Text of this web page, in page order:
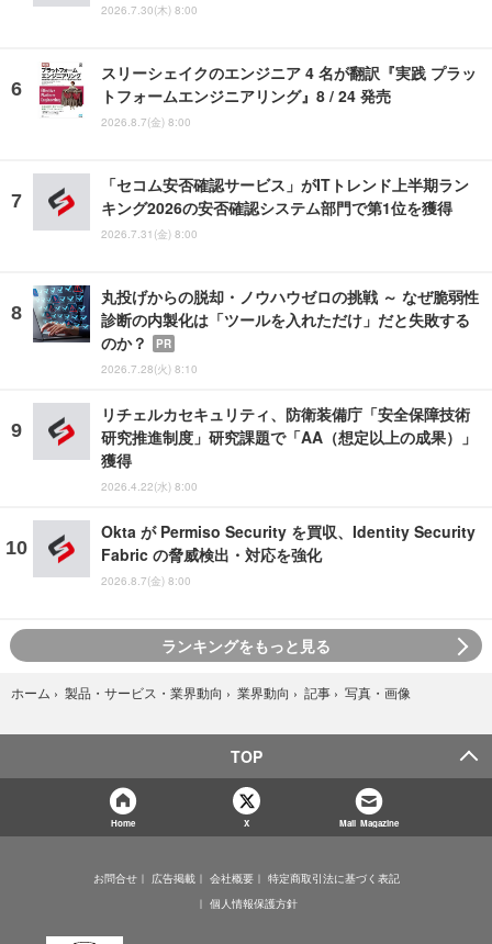
2026.7.30(木) 8:00
スリーシェイクのエンジニア 4 名が翻訳『実践 プラッ
トフォームエンジニアリング』8 / 24 発売
2026.8.7(金) 8:00
「セコム安否確認サービス」がITトレンド上半期ラン
キング2026の安否確認システム部門で第1位を獲得
2026.7.31(金) 8:00
丸投げからの脱却・ノウハウゼロの挑戦 ～ なぜ脆弱性
診断の内製化は「ツールを入れただけ」だと失敗する
のか？
PR
2026.7.28(火) 8:10
リチェルカセキュリティ、防衛装備庁「安全保障技術
研究推進制度」研究課題で「AA（想定以上の成果）」
獲得
2026.4.22(水) 8:00
Okta が Permiso Security を買収、Identity Security
Fabric の脅威検出・対応を強化
2026.8.7(金) 8:00
ランキングをもっと見る
ホーム › 製品・サービス・業界動向 › 業界動向 › 記事 › 写真・画像
TOP
Home X Mail Magazine
お問合せ 広告掲載 会社概要
特定商取引法に基づく表記
個人情報保護方針